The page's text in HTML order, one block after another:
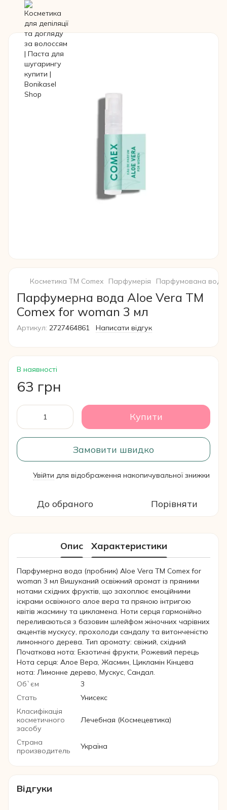
Косметика ТМ Comex Парфумерія Парфумована вода
Парфумерна вода Aloe Vera ТМ
Comex for woman 3 мл
Артикул: 2727464861 Написати відгук
В наявності
63 грн
Купити
Замовити швидко
Увійти для відображення накопичувальної знижки
До обраного Порівняти
Опис Характеристики
Парфумерна вода (пробник) Aloe Vera ТМ Comex for
woman 3 мл Вишуканий освіжний аромат із пряними
нотами східних фруктів, що захоплює емоційними
іскрами освіжного алое вера та пряною інтригою
квітів жасмину та цикламена. Ноти серця гармонійно
переливаються з базовим шлейфом жіночних чарівних
акцентів мускусу, прохолоди сандалу та витонченістю
лимонного дерева. Тип аромату: свіжий, східний
Початкова нота: Екзотичні фрукти, Рожевий перець
Нота серця: Алое Вера, Жасмин, Цикламін Кінцева
нота: Лимонне дерево, Мускус, Сандал.
Об`єм
3
Стать
Унисекс
Класифікація
косметичного
засобу
Лечебная (Космецевтика)
Страна
производитель
Україна
Відгуки